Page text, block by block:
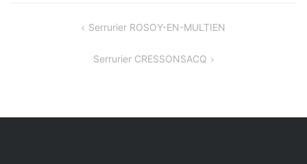
NAVIGATIONSerrurier ROSOY-EN-MULTIEN
Serrurier CRESSONSACQ